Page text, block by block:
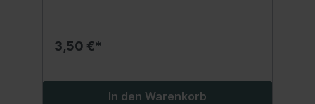
3,50 €*
In den Warenkorb